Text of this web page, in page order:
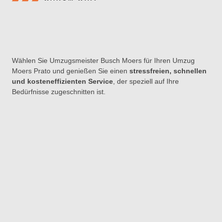
Wählen Sie Umzugsmeister Busch Moers für Ihren Umzug
Moers Prato und genießen Sie einen stressfreien, schnellen
und kosteneffizienten Service, der speziell auf Ihre
Bedürfnisse zugeschnitten ist.